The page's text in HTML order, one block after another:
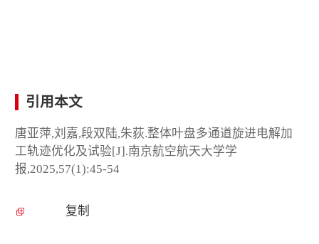
引用本文
唐亚萍,刘嘉,段双陆,朱荻.整体叶盘多通道旋进电解加
工轨迹优化及试验[J].南京航空航天大学学
报,2025,57(1):45-54
复制